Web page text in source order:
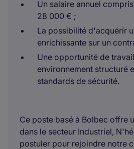
Un salaire annuel
28 000 € ;
La possibilité d'acquérir
enrichissante sur un
Une opportunité de
environnement structuré
standards de sécurité.
Ce poste basé à Bolbec offre
dans le secteur Industriel,
postuler pour rejoindre notre